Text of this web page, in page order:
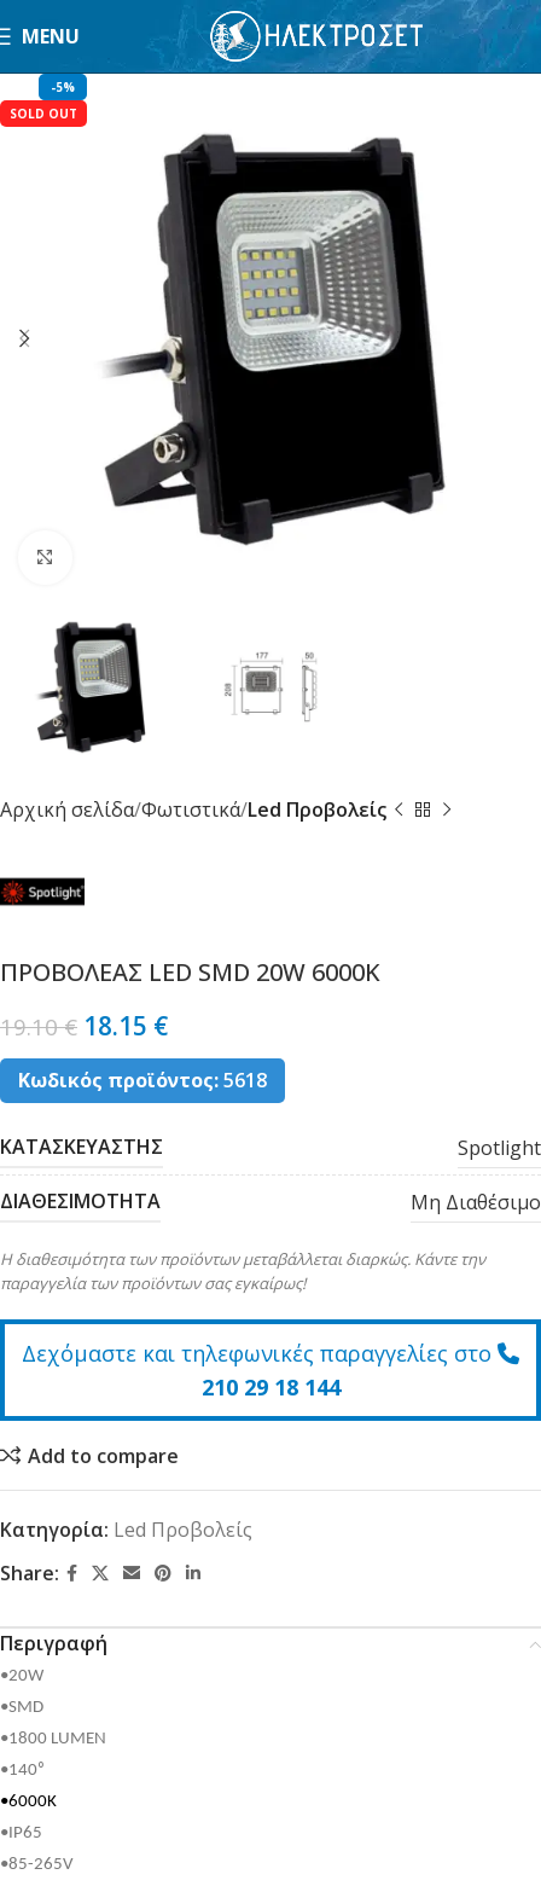
MENU
-5%
SOLD OUT
Αρχική σελίδα Φωτιστικά Led Προβολείς
ΠΡΟΒΟΛΕAΣ LED SMD 20W 6000K
19.10€ 18.15 €
Κωδικός προϊόντος:5618
ΚΑΤΑΣΚΕΥΑΣΤΗΣ Spotlight
ΔΙΑΘΕΣΙΜΟΤΗΤΑ Μη Διαθέσιμο
Η διαθεσιμότητα των προϊόντων μεταβάλλεται διαρκώς. Κάντε την
παραγγελία των προϊόντων σας εγκαίρως!
Δεχόμαστε και τηλεφωνικές παραγγελίες στο
210 29 18 144
Add to compare
Κατηγορία: Led Προβολείς
Share:
Περιγραφή
•20W
•SMD
•1800 LUMEN
•140⁰
•6000K
•IP65
•85-265V